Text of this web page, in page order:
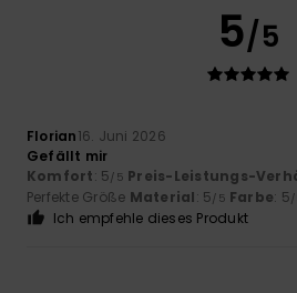
5/5
Florian16. Juni 2026
Gefällt mir
Komfort: 5/5 Preis-Leistungs-
Perfekte Größe Material: 5/5 Farbe: 5
Ich empfehle dieses Produkt